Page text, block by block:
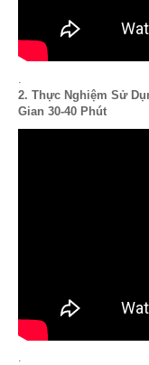
2. Thực Nghiệm Sử
Gian 30-40 Phút